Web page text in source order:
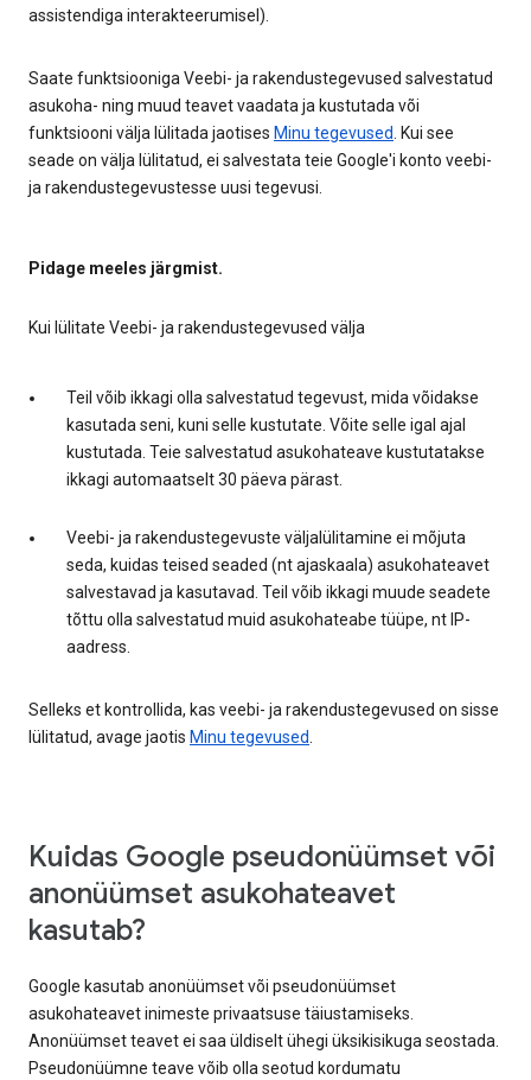
assistendiga interakteerumisel).
Saate funktsiooniga Veebi- ja rakendustegevused salvestatud
asukoha- ning muud teavet vaadata ja kustutada või
funktsiooni välja lülitada jaotises Minu tegevused. Kui see
seade on välja lülitatud, ei salvestata teie Google'i konto veebi-
ja rakendustegevustesse uusi tegevusi.
Pidage meeles järgmist.
Kui lülitate Veebi- ja rakendustegevused välja
Teil võib ikkagi olla salvestatud tegevust, mida võidakse
kasutada seni, kuni selle kustutate. Võite selle igal ajal
kustutada. Teie salvestatud asukohateave kustutatakse
ikkagi automaatselt 30 päeva pärast.
Veebi- ja rakendustegevuste väljalülitamine ei mõjuta
seda, kuidas teised seaded (nt ajaskaala) asukohateavet
salvestavad ja kasutavad. Teil võib ikkagi muude seadete
tõttu olla salvestatud muid asukohateabe tüüpe, nt IP-
aadress.
Selleks et kontrollida, kas veebi- ja rakendustegevused on sisse
lülitatud, avage jaotis Minu tegevused.
Kuidas Google pseudonüümset või
anonüümset asukohateavet
kasutab?
Google kasutab anonüümset või pseudonüümset
asukohateavet inimeste privaatsuse täiustamiseks.
Anonüümset teavet ei saa üldiselt ühegi üksikisikuga seostada.
Pseudonüümne teave võib olla seotud kordumatu